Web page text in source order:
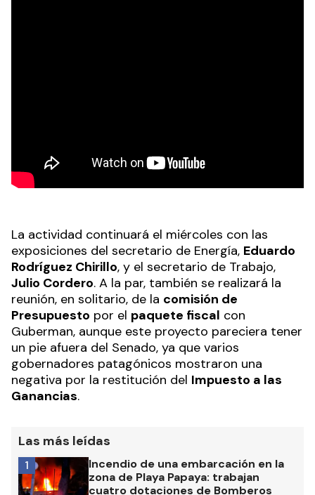
La actividad continuará el miércoles con las
exposiciones del secretario de Energía, Eduardo
Rodríguez Chirillo, y el secretario de Trabajo,
Julio Cordero. A la par, también se realizará la
reunión, en solitario, de la comisión de
Presupuesto por el paquete fiscal con
Guberman, aunque este proyecto pareciera tener
un pie afuera del Senado, ya que varios
gobernadores patagónicos mostraron una
negativa por la restitución del Impuesto a las
Ganancias.
Las más leídas
Incendio de una embarcación en la
zona de Playa Papaya: trabajan
cuatro dotaciones de Bomberos
1